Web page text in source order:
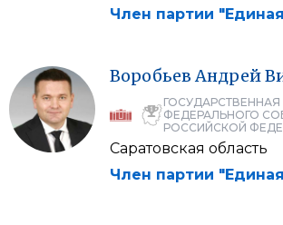
Член партии
Воробьев Андрей
ФЕДЕРАЛЬНОГО
РОССИЙСКОЙ
Саратовская область
Член партии